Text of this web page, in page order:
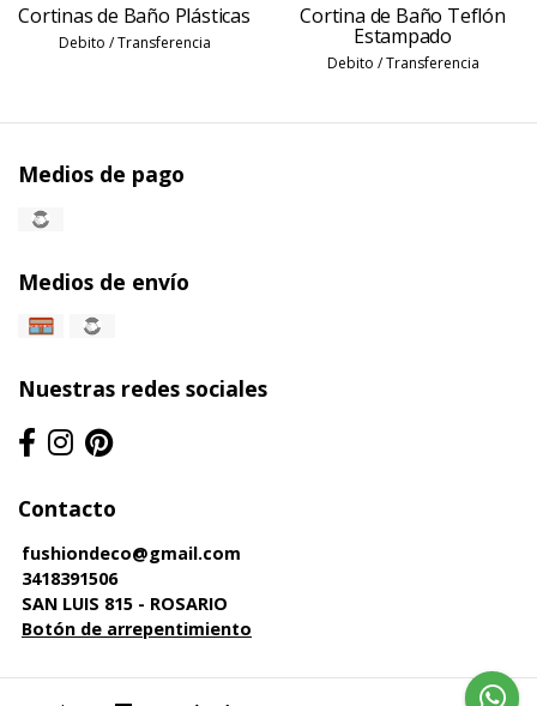
Cortinas de Baño Plásticas
Debito / Transferencia
Cortina de Baño Teflón
Estampado
Debito / Transferencia
Medios de pago
Medios de envío
Nuestras redes sociales
Contacto
fushiondeco@gmail.com
3418391506
SAN LUIS 815 - ROSARIO
Botón de arrepentimiento